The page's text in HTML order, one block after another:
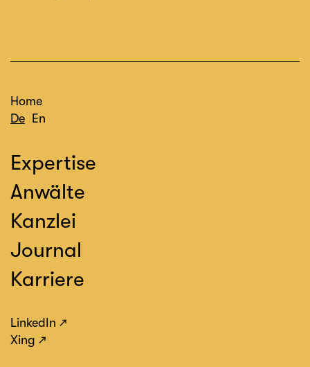
Home
De En
Expertise
Anwälte
Kanzlei
Journal
Karriere
LinkedIn
Xing